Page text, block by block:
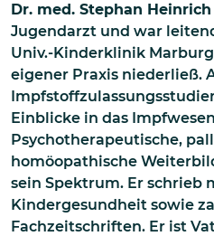
Dr. med. Stephan
Jugendarzt und war
Univ.-Kinderklinik
eigener Praxis niederließ.
Einblicke in das
Psychotherapeutische,
homöopathische
sein Spektrum. Er schrieb
Kindergesundheit sowie
Fachzeitschriften. Er ist